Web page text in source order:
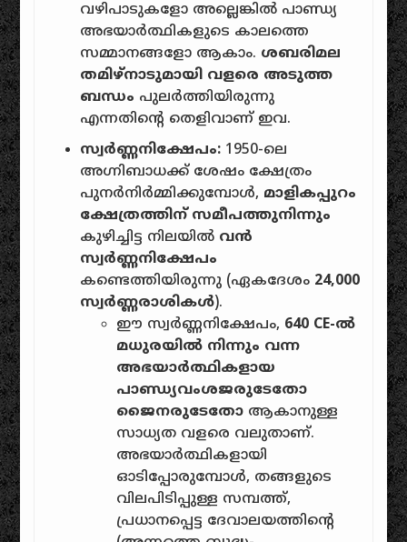
വഴിപാടുകളോ അല്ലെങ്കിൽ പാണ്ഡ്യ
അഭയാർത്ഥികളുടെ കാലത്തെ
സമ്മാനങ്ങളോ ആകാം. ശബരിമല
തമിഴ്നാടുമായി വളരെ അടുത്ത
ബന്ധം പുലർത്തിയിരുന്നു
എന്നതിൻ്റെ തെളിവാണ് ഇവ.
സ്വർണ്ണനിക്ഷേപം: 1950-ലെ
അഗ്നിബാധക്ക് ശേഷം ക്ഷേത്രം
പുനർനിർമ്മിക്കുമ്പോൾ, മാളികപ്പുറം
ക്ഷേത്രത്തിന് സമീപത്തുനിന്നും
കുഴിച്ചിട്ട നിലയിൽ വൻ
സ്വർണ്ണനിക്ഷേപം
കണ്ടെത്തിയിരുന്നു (ഏകദേശം 24,000
സ്വർണ്ണരാശികൾ).
ഈ സ്വർണ്ണനിക്ഷേപം, 640 CE-ൽ
മധുരയിൽ നിന്നും വന്ന
അഭയാർത്ഥികളായ
പാണ്ഡ്യവംശജരുടേതോ
ജൈനരുടേതോ ആകാനുള്ള
സാധ്യത വളരെ വലുതാണ്.
അഭയാർത്ഥികളായി
ഓടിപ്പോരുമ്പോൾ, തങ്ങളുടെ
വിലപിടിപ്പുള്ള സമ്പത്ത്,
പ്രധാനപ്പെട്ട ദേവാലയത്തിൻ്റെ